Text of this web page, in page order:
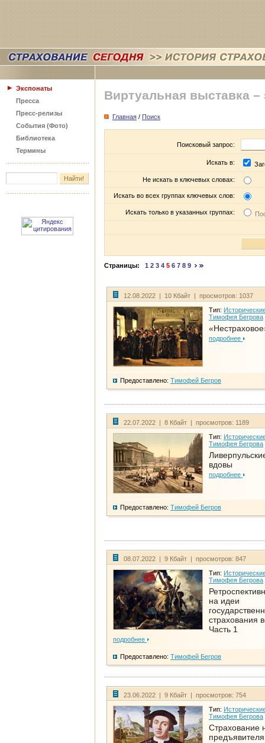
Экспонаты
Пресса
Пресс-релизы
События (Фото)
Библиотека
Термины
Виртуальная выставка –
Главная / Поиск
Поисковый запрос:
Искать в:
Не искать в ключевых словах:
Искать во всех группах ключевых слов:
Искать только в указанных группах:
Страницы: 1 2 3 4 5 6 7 8 9
12.08.2022 | 10 Кбайт | просмотров: 1037
Тип:
Тимофея Бегрова
подробнее
Предоставлено: Тимофей Бегров
22.07.2022 | 8 Кбайт | просмотров: 1189
Тип:
Тимофея Бегрова
вдовы
подробнее
Предоставлено: Тимофей Бегров
08.07.2022 | 9 Кбайт | просмотров: 847
Тип:
Тимофея Бегрова
на идеи
страхования
Часть 1
подробнее
Предоставлено: Тимофей Бегров
23.06.2022 | 9 Кбайт | просмотров: 754
Тип:
Тимофея Бегрова
Страхование
предъявителя